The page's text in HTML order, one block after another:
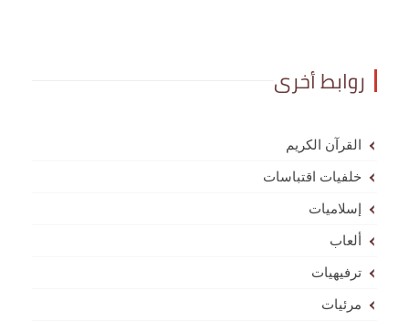
روابط أخرى
القرآن الكريم
خلفيات اقتباسات
إسلاميات
ألعاب
ترفيهيات
مرئيات